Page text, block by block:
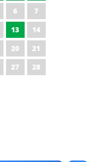
6
7
13
14
20
21
27
28